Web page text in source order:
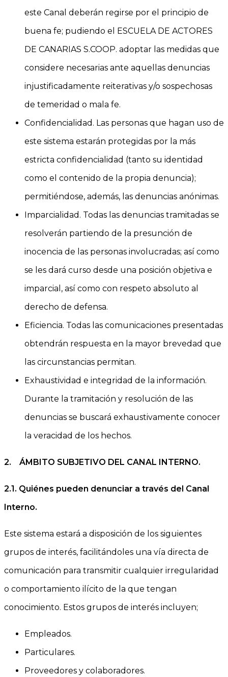
este Canal deberán regirse por el principio de
buena fe; pudiendo el ESCUELA DE ACTORES
DE CANARIAS S.COOP. adoptar las medidas que
considere necesarias ante aquellas denuncias
injustificadamente reiterativas y/o sospechosas
de temeridad o mala fe.
Confidencialidad. Las personas que hagan uso de
este sistema estarán protegidas por la más
estricta confidencialidad (tanto su identidad
como el contenido de la propia denuncia);
permitiéndose, además, las denuncias anónimas.
Imparcialidad. Todas las denuncias tramitadas se
resolverán partiendo de la presunción de
inocencia de las personas involucradas; así como
se les dará curso desde una posición objetiva e
imparcial, así como con respeto absoluto al
derecho de defensa.
Eficiencia. Todas las comunicaciones presentadas
obtendrán respuesta en la mayor brevedad que
las circunstancias permitan.
Exhaustividad e integridad de la información.
Durante la tramitación y resolución de las
denuncias se buscará exhaustivamente conocer
la veracidad de los hechos.
2. ÁMBITO SUBJETIVO DEL CANAL INTERNO.
2.1. Quiénes pueden denunciar a través del Canal
Interno.
Este sistema estará a disposición de los siguientes
grupos de interés, facilitándoles una vía directa de
comunicación para transmitir cualquier irregularidad
o comportamiento ilícito de la que tengan
conocimiento. Estos grupos de interés incluyen;
Empleados.
Particulares.
Proveedores y colaboradores.